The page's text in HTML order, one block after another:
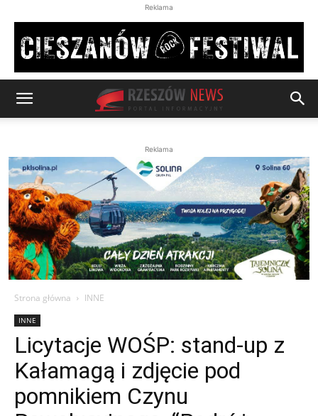
Reklama
Reklama
Strona główna INNE
INNE
Licytacje WOŚP: stand-up z
Kałamagą i zdjęcie pod
pomnikiem Czynu